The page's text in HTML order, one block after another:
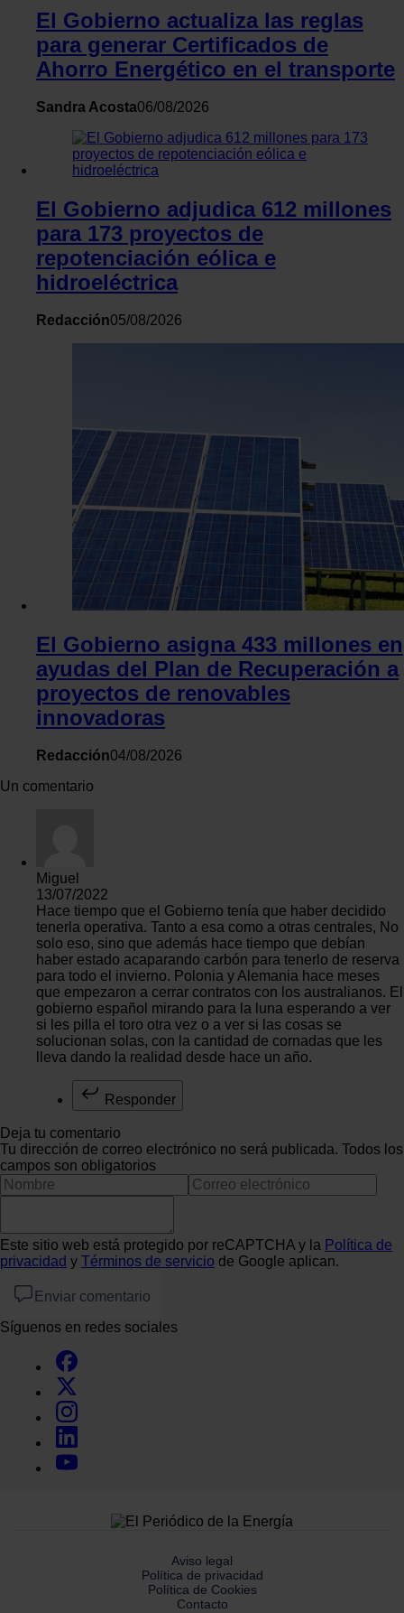
Las cookies de este sitio web se usan para personalizar el
y los anuncios, ofrecer funciones de redes sociales y
tráfico. Además, compartimos información sobre el uso que
análisis web, quienes pueden combinarla con otra
les haya proporcionado o que hayan recopilado a partir del
haya hecho de sus servicios.
El Gobierno actualiza las reglas
para generar Certificados de
Ahorro Energético en el transporte
Sandra Acosta06/08/2026
El Gobierno adjudica 612 millones
para 173 proyectos de
repotenciación eólica e
hidroeléctrica
Redacción05/08/2026
El Gobierno asigna 433 millones en
ayudas del Plan de Recuperación a
proyectos de renovables
innovadoras
Redacción04/08/2026
Un comentario
Miguel
13/07/2022
Hace tiempo que el Gobierno tenía que haber decidido
tenerla operativa. Tanto a esa como a otras centrales, No
solo eso, sino que además hace tiempo que debían
haber estado acaparando carbón para tenerlo de reserva
para todo el invierno. Polonia y Alemania hace meses
que empezaron a cerrar contratos con los australianos. El
gobierno español mirando para la luna esperando a ver
si les pilla el toro otra vez o a ver si las cosas se
solucionan solas, con la cantidad de cornadas que les
lleva dando la realidad desde hace un año.
Responder
Deja tu comentario
Tu dirección de correo electrónico no será publicada. Todos los
campos son obligatorios
Este sitio web está protegido por reCAPTCHA y la Política de
privacidad y Términos de servicio de Google aplican.
Enviar comentario
Síguenos en redes sociales
Aviso legal
Política de privacidad
Política de Cookies
Contacto